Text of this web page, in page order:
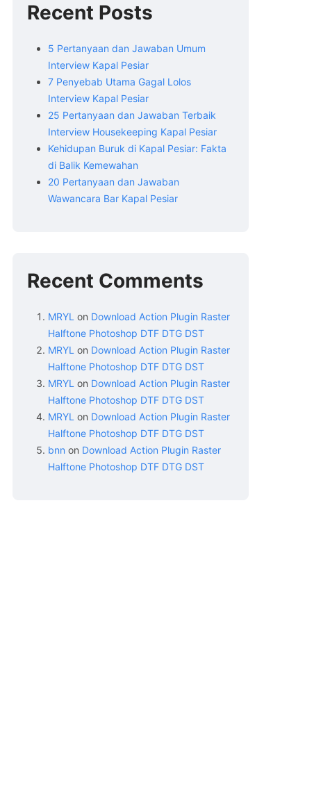
Recent Posts
5 Pertanyaan dan Jawaban Umum
Interview Kapal Pesiar
7 Penyebab Utama Gagal Lolos
Interview Kapal Pesiar
25 Pertanyaan dan Jawaban Terbaik
Interview Housekeeping Kapal Pesiar
Kehidupan Buruk di Kapal Pesiar: Fakta
di Balik Kemewahan
20 Pertanyaan dan Jawaban
Wawancara Bar Kapal Pesiar
Recent Comments
MRYL on Download Action Plugin Raster
Halftone Photoshop DTF DTG DST
MRYL on Download Action Plugin Raster
Halftone Photoshop DTF DTG DST
MRYL on Download Action Plugin Raster
Halftone Photoshop DTF DTG DST
MRYL on Download Action Plugin Raster
Halftone Photoshop DTF DTG DST
bnn on Download Action Plugin Raster
Halftone Photoshop DTF DTG DST